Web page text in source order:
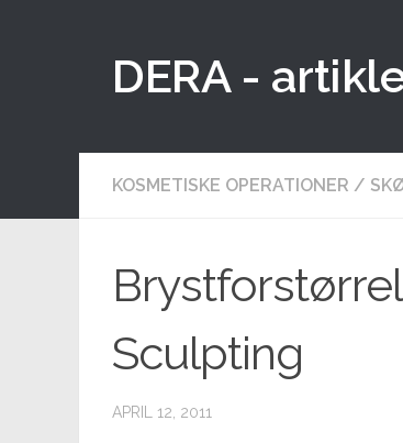
DERA -
KOSMETISKE OPERATIONER /
Sculpting
APRIL 12, 2011